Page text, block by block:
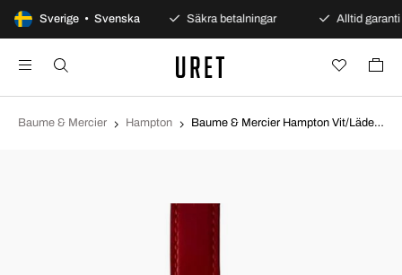
Sverige • Svenska
100 dagars öppet köp Säkra betalningar Alltid garanti
Baume & Mercier Hampton Baume & Mercier Hampton Vit/Läder M0A10628